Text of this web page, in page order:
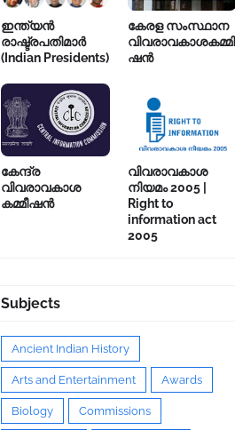
ഇന്ത്യൻ
രാഷ്ട്രപതിമാർ
(Indian Presidents)
കേരള സംസ്ഥാന
വിവരാവകാശകമ്മി
ഷൻ
കേന്ദ്ര
വിവരാവകാശ
കമ്മീഷൻ
വിവരാവകാശ
നിയമം 2005 |
Right to
information act
2005
Subjects
Ancient Indian History
Arts and Entertainment Awards
Biology Commissions